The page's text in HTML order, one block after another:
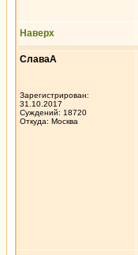
Наверх
СлаваА
Зарегистрирован:
31.10.2017
Суждений: 18720
Откуда: Москва